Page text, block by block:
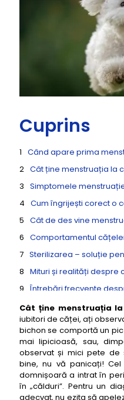
Cuprins
Când apare prima
Cât ține menstruația la
Simptomele
Cum îngrijești corect o
Cât de des vine
Comportamentul
Sterilizarea – soluție
Mituri și realități despre
Întrebări frecvente
10 soluții utile
Cât ține menstruația
iubitori de căței, ați
bichon se comportă un
mai lipicioasă, sau,
observat și mici pete de
bine, nu vă panicați!
domnișoară a intrat în
în „călduri”. Pentru un
adecvat, nu ezita să